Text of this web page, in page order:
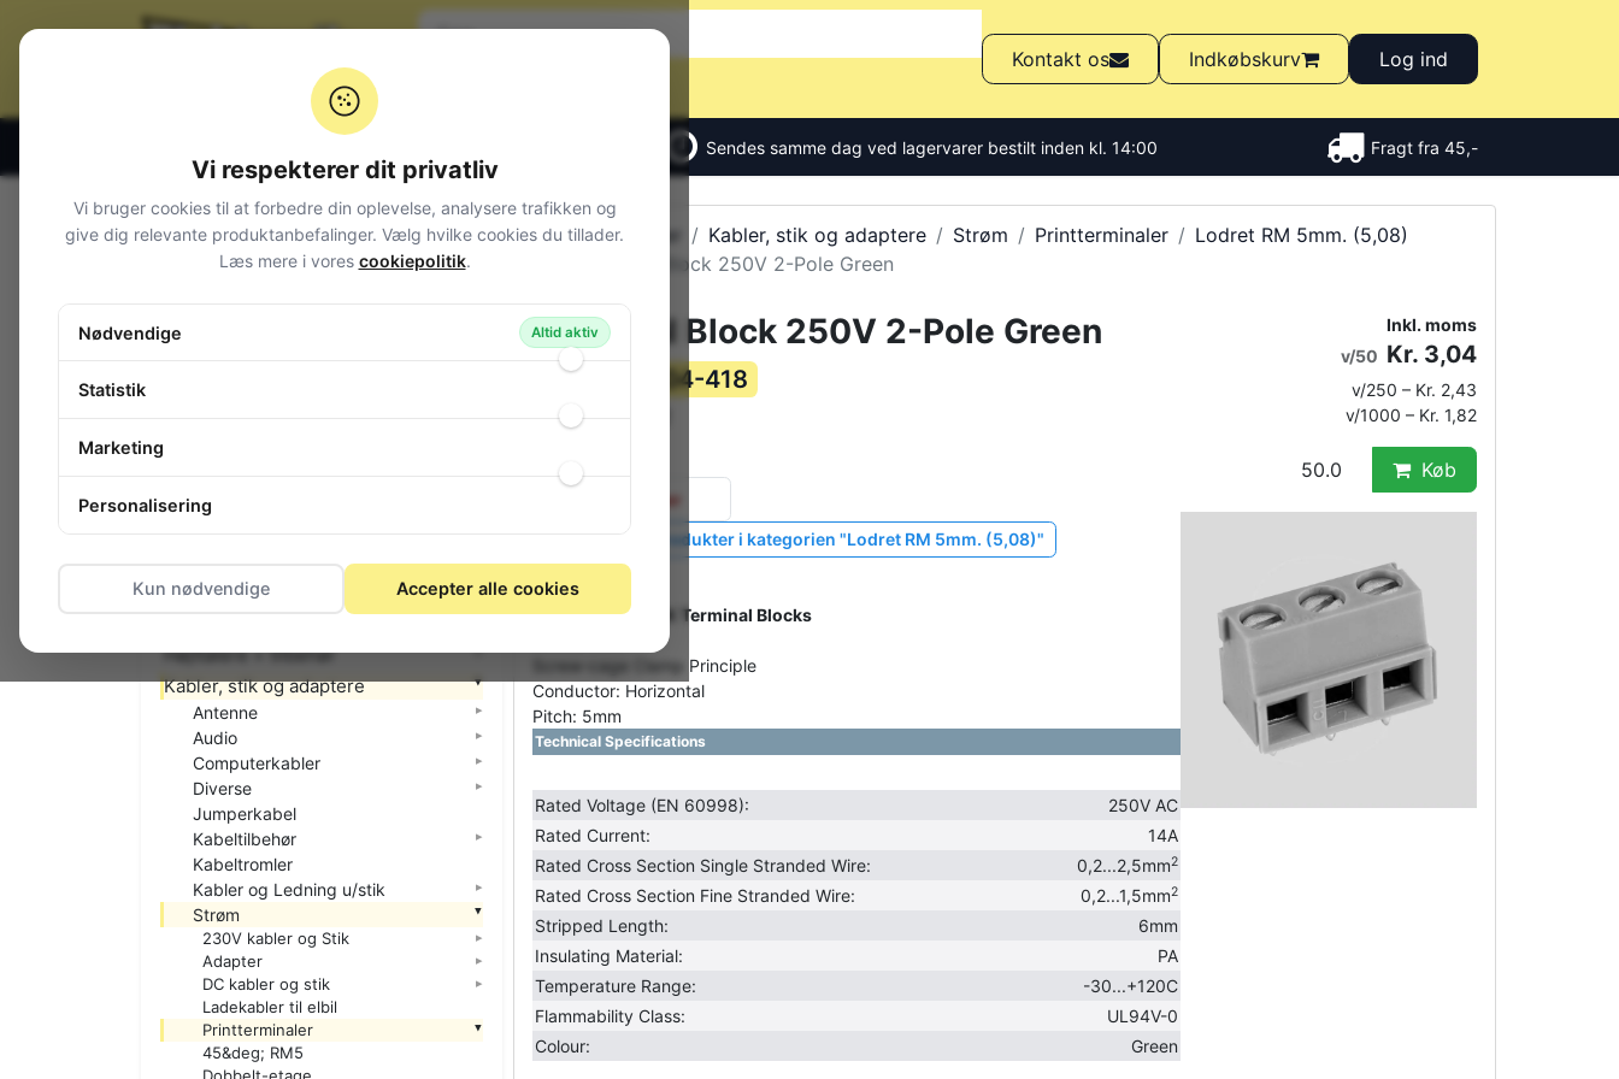
Kontakt os Indkøbskurv Log ind
Sendes samme dag ved lagervarer bestilt inden kl. 14:00 Fragt fra 45,-
Alle produkter Kabler, stik og adaptere Strøm Printterminaler
Lodret RM 5mm. (5,08)
Terminal Block 250V 2-Pole Green
Terminal Block 250V 2-Pole Green
104-418
Varekode:
på lager
Vis lignende produkter i kategorien "Lodret RM 5mm. (5,08)"
Gruppe: F9360
STELVIO KONTEK Terminal Blocks
Screw-cage Clamp Principle
Conductor: Horizontal
Pitch: 5mm
Technical Specifications
Rated Voltage (EN 60998):
250V AC
Rated Current:
14A
Rated Cross Section Single Stranded Wire:
0,2...2,5mm2
Rated Cross Section Fine Stranded Wire: 0,2...1,5mm2
Stripped Length:
6mm
Insulating Material:
PA
Temperature Range:
-30...+120C
Flammability Class:
UL94V-0
Colour:
Green
Inkl. moms
v/50 Kr. 3,04
v/250 – Kr. 2,43
v/1000 – Kr. 1,82
Køb
Varegrupper
Audio
Computerudstyr
El-materiel (installation)
Foto
Højttalere + tilbehør
Kabler, stik og adaptere
Antenne
Audio
Computerkabler
Diverse
Jumperkabel
Kabeltilbehør
Kabeltromler
Kabler og Ledning u/stik
Strøm
230V kabler og Stik
Adapter
DC kabler og stik
Ladekabler til elbil
Printterminaler
45&deg; RM5
Vi respekterer dit privatliv
Vi bruger cookies til at forbedre din oplevelse, analysere trafikken og
give dig relevante produktanbefalinger. Vælg hvilke cookies du tillader.
Læs mere i vores cookiepolitik.
Nødvendige Altid aktiv
Statistik
Marketing
Personalisering
Kun nødvendige Accepter alle cookies